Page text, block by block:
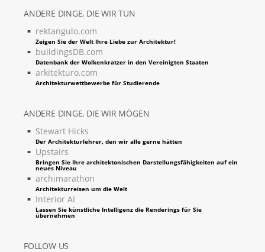
ANDERE DINGE, DIE WIR TUN
rektangulo.com
Zeigen Sie der Welt Ihre Liebe zur Architektur!
buildingsDB.com
Datenbank der Wolkenkratzer in den Vereinigten Staaten
arkitekturo.com
Architekturwettbewerbe für Studierende
ANDERE DINGE, DIE WIR MÖGEN
Stewart Hicks
Der Architekturlehrer, den wir alle gerne hätten
Upstairs
Bringen Sie Ihre architektonischen Darstellungsfähigkeiten auf ein
neues Niveau
archimarathon
Architekturreisen um die Welt
Interior AI
Lassen Sie künstliche Intelligenz die Renderings für Sie
übernehmen
FOLLOW US